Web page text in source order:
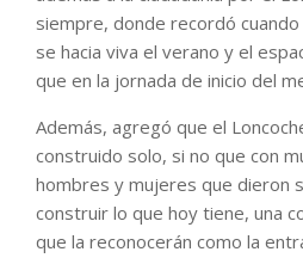
siempre, donde recordó
se hacia viva el verano y el
que en la jornada de inicio del
Además, agregó que el
construido solo, si no que con
hombres y mujeres que dieron
construir lo que hoy tiene, una
que la reconocerán como la